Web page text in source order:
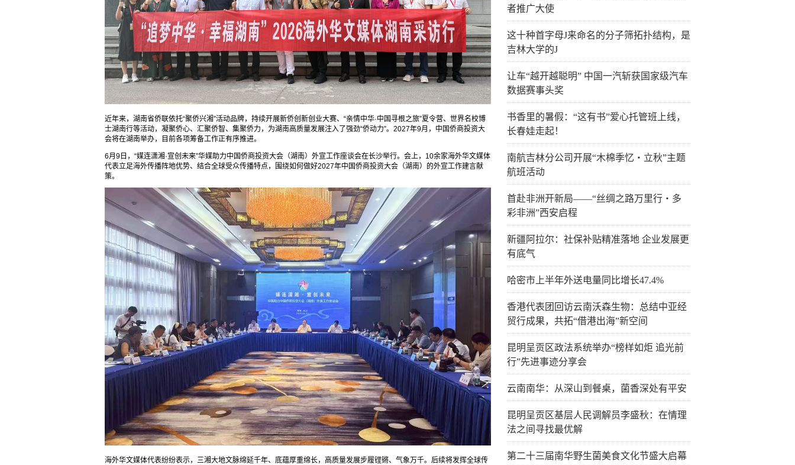
近年来，湖南省侨联依托“聚侨兴湘”活动品牌，持续开展新侨创新创业大赛、“亲情中华·中国寻根之旅”夏令营、世界名校博
士湖南行等活动，凝聚侨心、汇聚侨智、集聚侨力，为湖南高质量发展注入了强劲“侨动力”。2027年9月，中国侨商投资大
会将在湖南举办，目前各项筹备工作正有序推进。
6月9日，“媒连潇湘·宣创未来”华媒助力中国侨商投资大会（湖南）外宣工作座谈会在长沙举行。会上，10余家海外华文媒体
代表立足海外传播阵地优势、结合全球受众传播特点，围绕如何做好2027年中国侨商投资大会（湖南）的外宣工作建言献
策。
海外华文媒体代表纷纷表示，三湘大地文脉绵延千年、底蕴厚重绵长，高质量发展步履铿锵、气象万千。后续将发挥全球传
者推广大使
这十种首字母J来命名的分子筛拓扑结构，是
吉林大学的J
让车“越开越聪明” 中国一汽斩获国家级汽车
数据赛事头奖
书香里的暑假：“这有书”爱心托管班上线，
长春娃走起！
南航吉林分公司开展“木棉季忆・立秋”主题
航班活动
首赴非洲开新局——“丝绸之路万里行・多
彩非洲”西安启程
新疆阿拉尔：社保补贴精准落地 企业发展更
有底气
哈密市上半年外送电量同比增长47.4%
香港代表团回访云南沃森生物：总结中亚经
贸行成果，共拓“借港出海”新空间
昆明呈贡区政法系统举办“榜样如炬 追光前
行”先进事迹分享会
云南南华：从深山到餐桌，菌香深处有平安
昆明呈贡区基层人民调解员李盛秋：在情理
法之间寻找最优解
第二十三届南华野生菌美食文化节盛大启幕